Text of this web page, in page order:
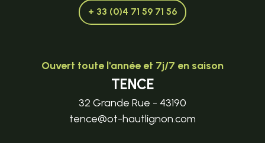
+ 33 (0)4 71 59 71 56
Ouvert toute l'année et 7j/7 en saison
TENCE
32 Grande Rue - 43190
tence@ot-hautlignon.com